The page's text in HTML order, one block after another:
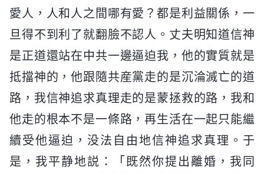
愛人，人和人之間哪有愛？都是利益關係，一
旦得不到利了就翻臉不認人。丈夫明知道信神
是正道還站在中共一邊逼迫我，他的實質就是
抵擋神的，他跟隨共産黨走的是沉淪滅亡的道
路，我信神追求真理走的是蒙拯救的路，我和
他走的根本不是一條路，再生活在一起只能繼
續受他逼迫，没法自由地信神追求真理。于
是，我平静地説：「既然你提出離婚，我同